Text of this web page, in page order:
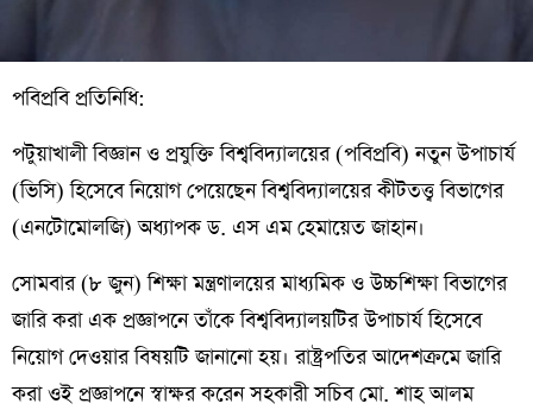
পবিপ্রবি প্রতিনিধি:
পটুয়াখালী বিজ্ঞান ও প্রযুক্তি বিশ্ববিদ্যালয়ের (পবিপ্রবি) নতুন উপাচার্য
(ভিসি) হিসেবে নিয়োগ পেয়েছেন বিশ্ববিদ্যালয়ের কীটতত্ত্ব বিভাগের
(এনটোমোলজি) অধ্যাপক ড. এস এম হেমায়েত জাহান।
সোমবার (৮ জুন) শিক্ষা মন্ত্রণালয়ের মাধ্যমিক ও উচ্চশিক্ষা বিভাগের
জারি করা এক প্রজ্ঞাপনে তাঁকে বিশ্ববিদ্যালয়টির উপাচার্য হিসেবে
নিয়োগ দেওয়ার বিষয়টি জানানো হয়। রাষ্ট্রপতির আদেশক্রমে জারি
করা ওই প্রজ্ঞাপনে স্বাক্ষর করেন সহকারী সচিব মো. শাহ আলম